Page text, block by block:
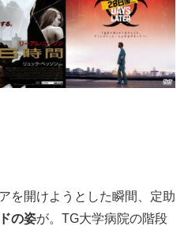
を開けようとした瞬間、定助
の姿が。TG大学病院の階段